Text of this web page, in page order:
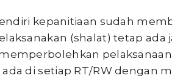
kepanitiaan sudah
(shalat) tetap
memperbolehkan
ada di setiap RT/RW dengan